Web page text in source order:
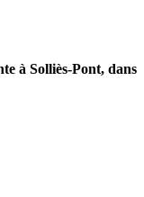
à Solliès-Pont, dans